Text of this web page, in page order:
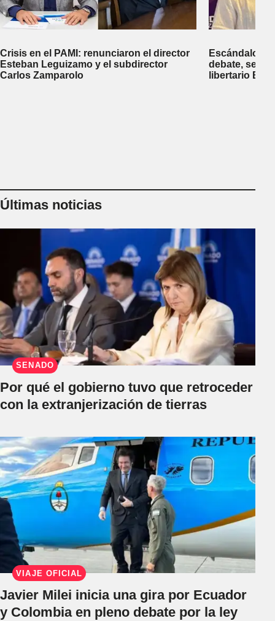
Crisis en el PAMI: renunciaron el director
Esteban Leguizamo y el subdirector
Carlos Zamparolo
Escándalo
debate, se
libertario
Últimas noticias
SENADO
Por qué el gobierno tuvo que retroceder
con la extranjerización de tierras
VIAJE OFICIAL
Javier Milei inicia una gira por Ecuador
y Colombia en pleno debate por la ley